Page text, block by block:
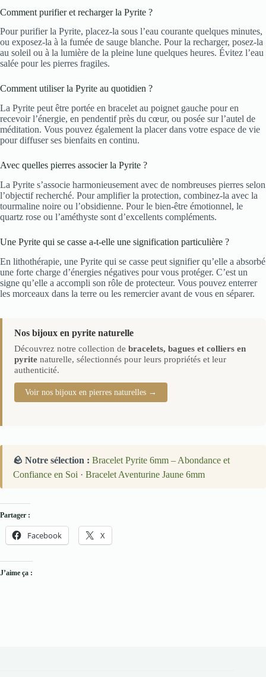
Comment purifier et recharger la Pyrite ?
Pour purifier la Pyrite, placez-la sous l’eau courante quelques minutes,
ou exposez-la à la fumée de sauge blanche. Pour la recharger, posez-la
au soleil ou à la lumière de la pleine lune quelques heures. Évitez l’eau
salée pour les pierres fragiles.
Comment utiliser la Pyrite au quotidien ?
La Pyrite peut être portée en bracelet au poignet gauche pour en
recevoir l’énergie, en pendentif près du cœur, ou posée sur l’autel de
méditation. Vous pouvez également la placer dans votre espace de vie
pour diffuser ses bienfaits en continu.
Avec quelles pierres associer la Pyrite ?
La Pyrite s’associe harmonieusement avec de nombreuses pierres selon
l’objectif recherché. Pour amplifier la protection, combinez-la avec la
tourmaline noire ou l’obsidienne. Pour le bien-être émotionnel, le
quartz rose ou l’améthyste sont d’excellents compléments.
Une Pyrite qui se casse a-t-elle une signification particulière ?
En lithothérapie, une Pyrite qui se casse peut signifier qu’elle a absorbé
une forte charge d’énergies négatives pour vous protéger. C’est un
signe qu’elle a accompli son rôle de protecteur. Vous pouvez enterrer
les morceaux dans la terre ou les remercier avant de vous en séparer.
Nos bijoux en pyrite naturelle
Découvrez notre collection de bracelets, bagues et colliers en
pyrite naturelle, sélectionnés pour leurs propriétés et leur
authenticité.
Voir nos bijoux en pierres naturelles →
🪨 Notre sélection : Bracelet Pyrite 6mm – Abondance et
Confiance en Soi · Bracelet Aventurine Jaune 6mm
Partager :
Facebook X
J’aime ça :